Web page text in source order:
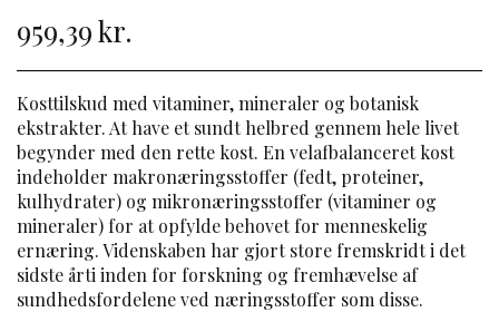
959,39 kr.
Kosttilskud med vitaminer, mineraler og botanisk
ekstrakter. At have et sundt helbred gennem hele livet
begynder med den rette kost. En velafbalanceret kost
indeholder makronæringsstoffer (fedt, proteiner,
kulhydrater) og mikronæringsstoffer (vitaminer og
mineraler) for at opfylde behovet for menneskelig
ernæring. Videnskaben har gjort store fremskridt i det
sidste årti inden for forskning og fremhævelse af
sundhedsfordelene ved næringsstoffer som disse.